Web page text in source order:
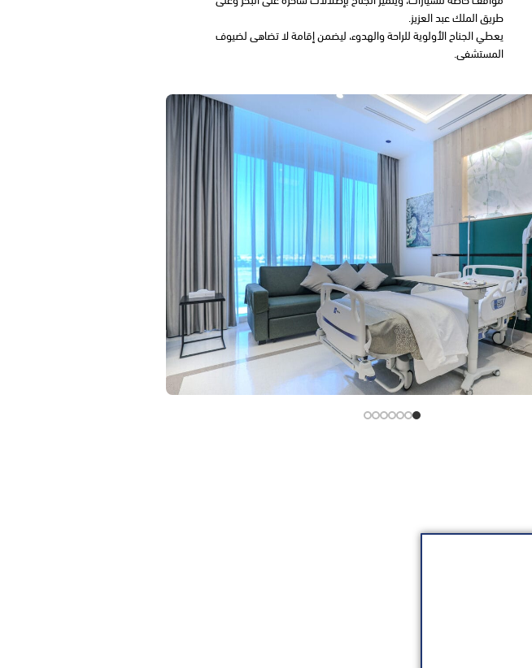
طريق الملك عبد العزيز.
يعطي الجناح الأولوية للراحة والهدوء، ليضمن إقامة لا تضاهى لضيوف
المستشفى.